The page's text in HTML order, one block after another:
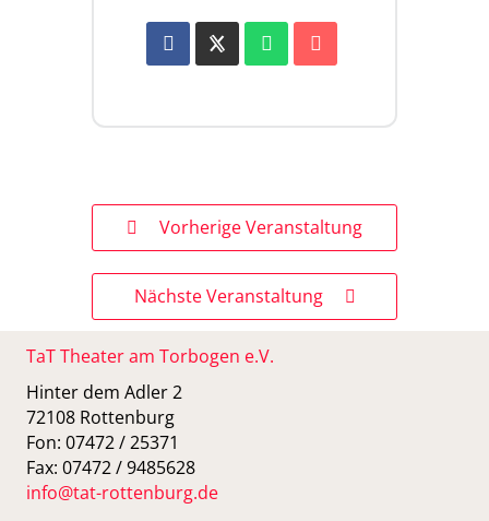
Vorherige Veranstaltung
Nächste Veranstaltung
TaT Theater am Torbogen e.V.
Hinter dem Adler 2
72108 Rottenburg
Fon: 07472 / 25371
Fax: 07472 / 9485628
info@tat-rottenburg.de